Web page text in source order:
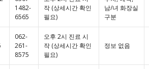
1482-
6565
작 (상세시간 확인
필요)
남/녀 화장실
구분
062-
261-
8575
오후 2시 진료 시
작 (상세시간 확인
필요)
정보 없음